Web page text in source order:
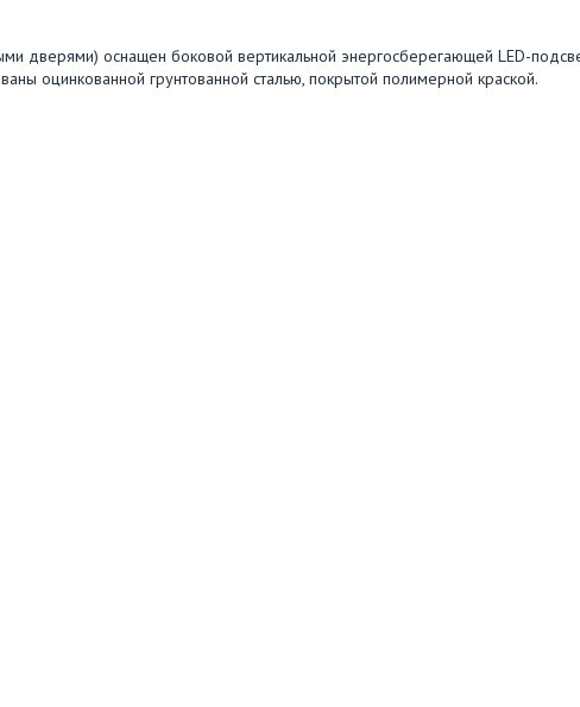
дверями) оснащен боковой вертикальной энергосберегающей LED-
оцинкованной грунтованной сталью, покрытой полимерной краской.